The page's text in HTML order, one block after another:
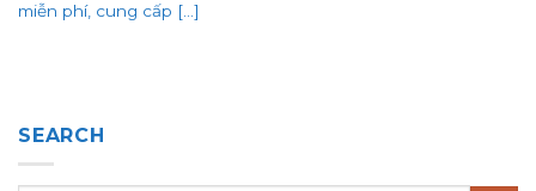
miễn phí, cung cấp [...]
SEARCH